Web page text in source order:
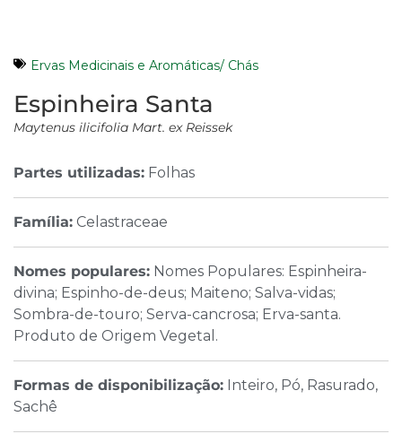
Ervas Medicinais e Aromáticas/ Chás
Espinheira Santa
Maytenus ilicifolia Mart. ex Reissek
Partes utilizadas: Folhas
Família: Celastraceae
Nomes populares: Nomes Populares: Espinheira-
divina; Espinho-de-deus; Maiteno; Salva-vidas;
Sombra-de-touro; Serva-cancrosa; Erva-santa.
Produto de Origem Vegetal.
Formas de disponibilização: Inteiro, Pó, Rasurado,
Sachê